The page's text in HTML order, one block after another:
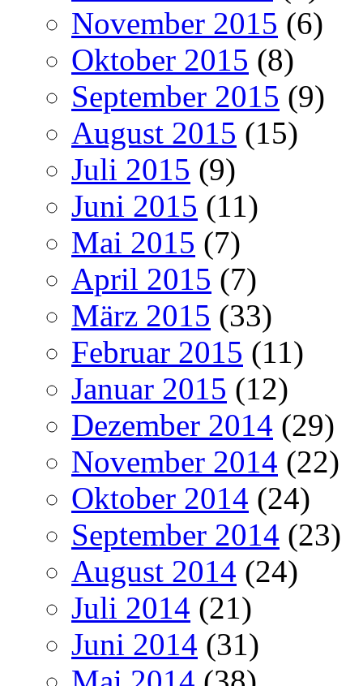
November 2015 (6)
Oktober 2015 (8)
September 2015 (9)
August 2015 (15)
Juli 2015 (9)
Juni 2015 (11)
Mai 2015 (7)
April 2015 (7)
März 2015 (33)
Februar 2015 (11)
Januar 2015 (12)
Dezember 2014 (29)
November 2014 (22)
Oktober 2014 (24)
September 2014 (23)
August 2014 (24)
Juli 2014 (21)
Juni 2014 (31)